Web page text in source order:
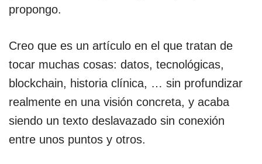
propongo.
Creo que es un artículo en el que tratan de
tocar muchas cosas: datos, tecnológicas,
blockchain, historia clínica, … sin profundizar
realmente en una visión concreta, y acaba
siendo un texto deslavazado sin conexión
entre unos puntos y otros.